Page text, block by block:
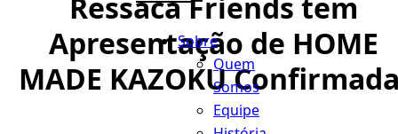
Sobre
Quem
Somos
Equipe
Apresentação de HOME
MADE KAZOKU